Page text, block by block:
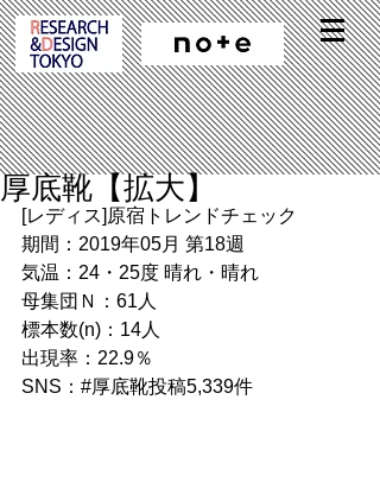
厚底靴【拡大】
[レディス]原宿トレンドチェック
期間：2019年05月 第18週
気温：24・25度 晴れ・晴れ
母集団Ｎ：61人
標本数(n)：14人
出現率：22.9％
SNS：#厚底靴投稿5,339件